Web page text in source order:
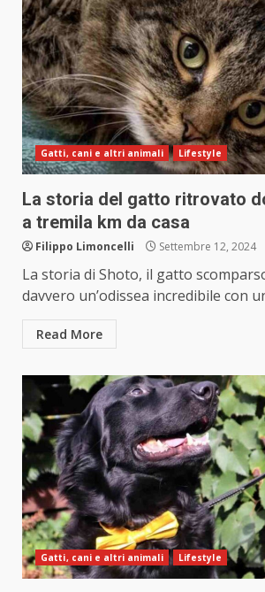
Gatti, cani e altri animali Lifestyle
La storia del gatto ritrovato
a tremila km da casa
Filippo Limoncelli Settembre 12, 2024
La storia di Shoto, il gatto
davvero un’odissea incredibile con
Read More
Gatti, cani e altri animali Lifestyle